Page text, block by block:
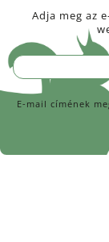
Adja meg az
E-mail címének